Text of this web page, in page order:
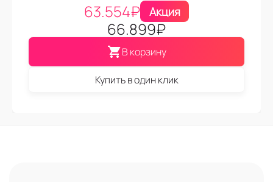
63.554₽ Акция
66.899₽
В корзину
Купить в один клик